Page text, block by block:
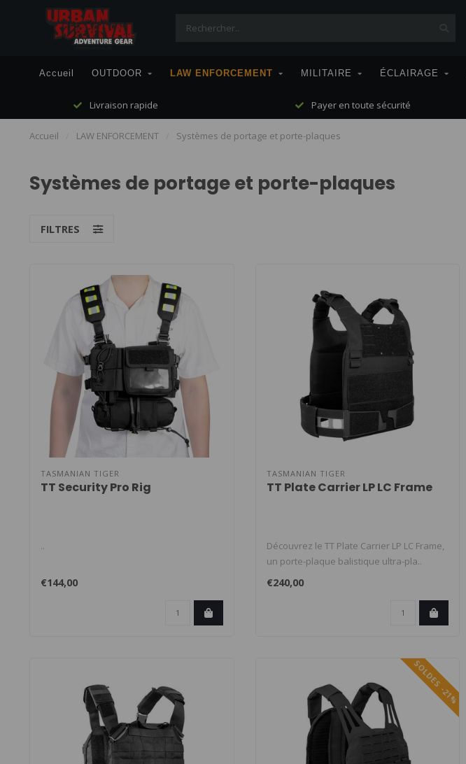
Accueil OUTDOOR LAW ENFORCEMENT MILITAIRE ÉCLAIRAGE
Livraison rapide Payer en toute sécurité
Accueil LAW ENFORCEMENT Systèmes de portage et porte-plaques
Systèmes de portage et porte-plaques
FILTRES
TASMANIAN TIGER
TT Security Pro Rig
..
€144,00
TASMANIAN TIGER
TT Plate Carrier LP LC Frame
Découvrez le TT Plate Carrier LP LC Frame,
un porte-plaque balistique ultra-pla..
€240,00
SOLDES -21%